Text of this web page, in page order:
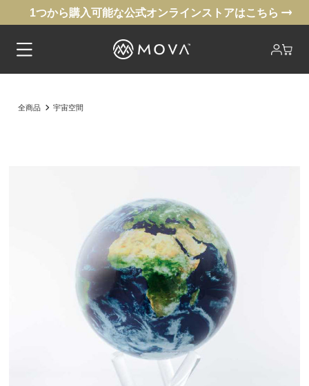
1つから購入可能な公式オンラインストアはこちら
全商品 宇宙空間